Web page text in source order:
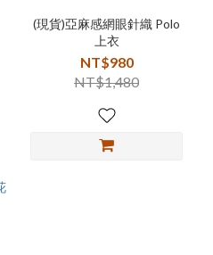
(現貨)亞麻感網眼針織 Polo
上衣
NT$980
NT$1,480